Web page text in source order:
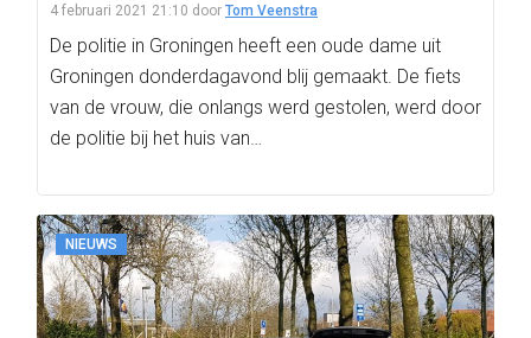
4 februari 2021 21:10 door Tom Veenstra
De politie in Groningen heeft een oude dame uit
Groningen donderdagavond blij gemaakt. De fiets
van de vrouw, die onlangs werd gestolen, werd door
de politie bij het huis van…
NIEUWS